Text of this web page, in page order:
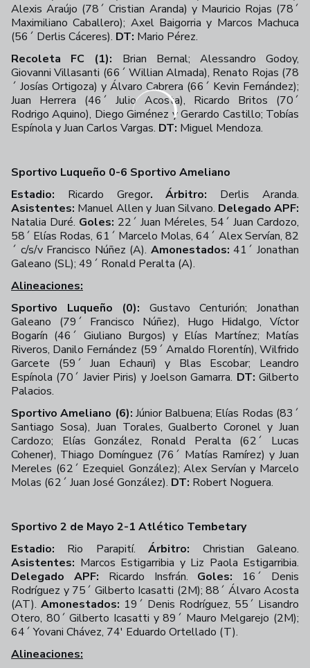
Alexis Araújo (78´ Cristian Aranda) y Mauricio Rojas (78´
Maximiliano Caballero); Axel Baigorria y Marcos Machuca
(56´ Derlis Cáceres). DT: Mario Pérez.
Recoleta FC (1): Brian Bernal; Alessandro Godoy,
Giovanni Villasanti (66´ Willian Almada), Renato Rojas (78
´ Josías Ortigoza) y Álvaro Cabrera (66´ Kevin Fernández);
Juan Herrera (46´ Julio Acosta), Ricardo Britos (70´
Rodrigo Aquino), Diego Giménez y Gerardo Castillo; Tobías
Espínola y Juan Carlos Vargas. DT: Miguel Mendoza.
Sportivo Luqueño 0-6 Sportivo Ameliano
Estadio: Ricardo Gregor. Árbitro: Derlis Aranda.
Asistentes: Manuel Allen y Juan Silvano. Delegado APF:
Natalia Duré. Goles: 22´ Juan Méreles, 54´ Juan Cardozo,
58´ Elías Rodas, 61´ Marcelo Molas, 64´ Alex Servían, 82
´ c/s/v Francisco Núñez (A). Amonestados: 41´ Jonathan
Galeano (SL); 49´ Ronald Peralta (A).
Alineaciones:
Sportivo Luqueño (0): Gustavo Centurión; Jonathan
Galeano (79´ Francisco Núñez), Hugo Hidalgo, Víctor
Bogarín (46´ Giuliano Burgos) y Elías Martínez; Matías
Riveros, Danilo Fernández (59´ Arnaldo Florentín), Wilfrido
Garcete (59´ Juan Echauri) y Blas Escobar; Leandro
Espínola (70´ Javier Piris) y Joelson Gamarra. DT: Gilberto
Palacios.
Sportivo Ameliano (6): Júnior Balbuena; Elías Rodas (83´
Santiago Sosa), Juan Torales, Gualberto Coronel y Juan
Cardozo; Elías González, Ronald Peralta (62´ Lucas
Cohener), Thiago Domínguez (76´ Matías Ramírez) y Juan
Mereles (62´ Ezequiel González); Alex Servían y Marcelo
Molas (62´ Juan José González). DT: Robert Noguera.
Sportivo 2 de Mayo 2-1 Atlético Tembetary
Estadio: Rio Parapití.Árbitro: Christian Galeano.
Asistentes: Marcos Estigarribia y Liz Paola Estigarribia.
Delegado APF: Ricardo Insfrán. Goles: 16´ Denis
Rodríguez y 75´ Gilberto Icasatti (2M); 88´ Álvaro Acosta
(AT). Amonestados: 19´ Denis Rodríguez, 55´ Lisandro
Otero, 80´ Gilberto Icasatti y 89´ Mauro Melgarejo (2M);
64´ Yovani Chávez, 74' Eduardo Ortellado (T).
Alineaciones: